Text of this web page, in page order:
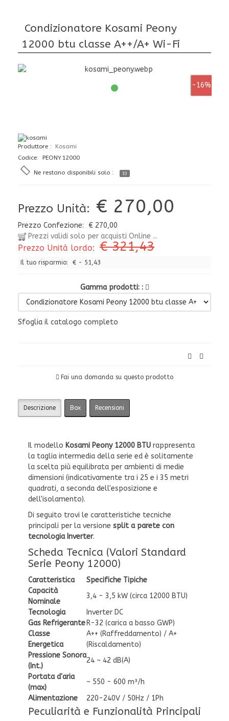
Condizionatore Kosami Peony
12000 btu classe A++/A+ Wi-Fi
-16%
Produttore
Kosami
Codice: PEONY.12000
Ne restano disponibili solo : 10
Prezzo Unità: € 270,00
Prezzo Confezione:
€ 270,00
Prezzi validi solo per acquisti Online ...
Prezzo Unità lordo: € 321,43
Il tuo risparmio: € - 51,43
Gamma prodotti:
Sfoglia il catalogo completo
Fai una domanda su questo prodotto
Descrizione Box Recensioni
Il modello Kosami Peony 12000 BTU rappresenta
la taglia intermedia della serie ed è solitamente
la scelta più equilibrata per ambienti di medie
dimensioni (indicativamente tra i 25 e i 35 metri
quadrati, a seconda dell'esposizione e
dell'isolamento).
Di seguito trovi le caratteristiche tecniche
principali per la versione split a parete con
tecnologia Inverter.
Scheda Tecnica (Valori Standard
Serie Peony 12000)
Caratteristica
Specifiche Tipiche
Capacità
Nominale
3,4 - 3,5 kW (circa 12000 BTU)
Tecnologia
Inverter DC
Gas RefrigeranteR-32 (carica a basso GWP)
Classe
Energetica
A++ (Raffreddamento) / A+
(Riscaldamento)
Pressione Sonora
(Int.)
24 ~ 42 dB(A)
Portata d'aria
(max)
~ 550 - 600 m³/h
Alimentazione
220-240V / 50Hz / 1Ph
Peculiarità e Funzionalità Principali